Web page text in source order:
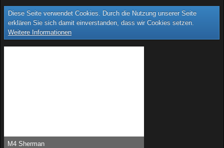
Diese Seite verwendet Cookies. Durch die Nutzung unserer Seite
erklären Sie sich damit einverstanden, dass wir Cookies setzen.
Weitere Informationen
M4 Sherman